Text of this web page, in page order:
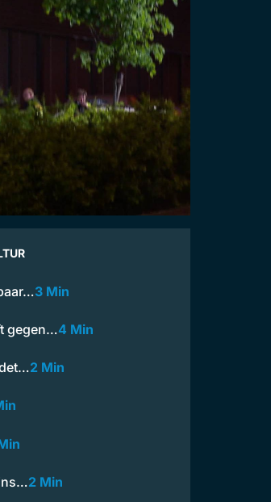
3 Min
gegen…4 Min
2 Min
2 Min